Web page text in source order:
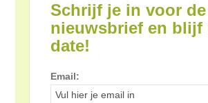
Schrijf je in voor de
nieuwsbrief en blijf
date!
Email: